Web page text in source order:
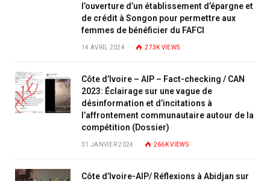
l’ouverture d’un établissement d’épargne et
de crédit à Songon pour permettre aux
femmes de bénéficier du FAFCI
14 AVRIL 2024 273K VIEWS
Côte d’Ivoire – AIP – Fact-checking / CAN
2023: Éclairage sur une vague de
désinformation et d’incitations à
l’affrontement communautaire autour de la
compétition (Dossier)
31 JANVIER 2024 266KVIEWS
Côte d’Ivoire-AIP/ Réflexions à Abidjan sur